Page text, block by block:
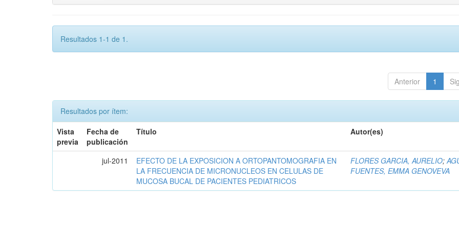
Resultados 1-1 de 1.
Anterior 1
Resultados por ítem:
Vista
previa
Fecha de
publicación
Título Autor(es)
jul-2011
EFECTO DE LA EXPOSICION A ORTOPANTOMOGRAFIA EN
LA FRECUENCIA DE MICRONUCLEOS EN CELULAS DE
MUCOSA BUCAL DE PACIENTES PEDIATRICOS
FLORES GARCIA, AURELIO;
FUENTES, EMMA GENOVEVA